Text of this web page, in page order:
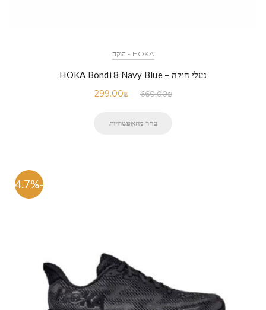
HOKA - הוקה
נעלי הוקה – HOKA Bondi 8 Navy Blue
660.00₪
299.00₪
בחר מהאפשרויות
-54.7%